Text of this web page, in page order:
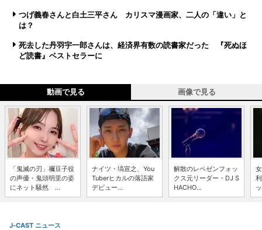
つげ義春さんと白土三平さん カリスマ漫画家、二人の「違い」と
は？
死去した丹羽宇一郎さんは、経済界有数の読書家だった 『死ぬほ
ど読書』ベストセラーに
動画で見る 画像で見る
「鬼滅の刃」禰豆子役
の声優・鬼頭明里の姿
にネット騒然 ...
ナイツ・塙宣之、You
Tuberヒカルの落語家
デビュー...
解散のレペゼンフォッ
クス元リーダー・DJ S
HACHO...
J-CAST ニュース